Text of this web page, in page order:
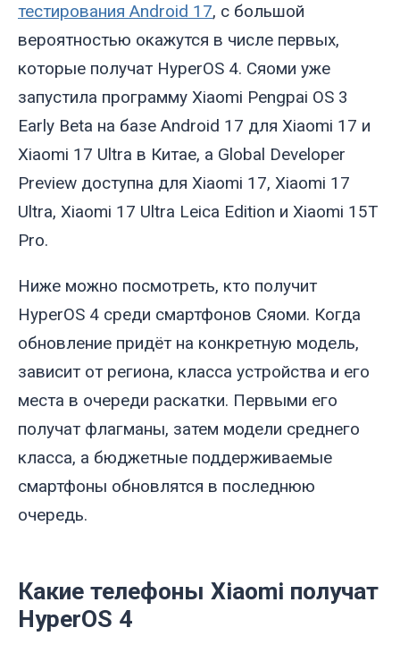
тестирования Android 17, с большой
вероятностью окажутся в числе первых,
которые получат HyperOS 4. Сяоми уже
запустила программу Xiaomi Pengpai OS 3
Early Beta на базе Android 17 для Xiaomi 17 и
Xiaomi 17 Ultra в Китае, а Global Developer
Preview доступна для Xiaomi 17, Xiaomi 17
Ultra, Xiaomi 17 Ultra Leica Edition и Xiaomi 15T
Pro.
Ниже можно посмотреть, кто получит
HyperOS 4 среди смартфонов Сяоми. Когда
обновление придёт на конкретную модель,
зависит от региона, класса устройства и его
места в очереди раскатки. Первыми его
получат флагманы, затем модели среднего
класса, а бюджетные поддерживаемые
смартфоны обновлятся в последнюю
очередь.
Какие телефоны Xiaomi получат
HyperOS 4